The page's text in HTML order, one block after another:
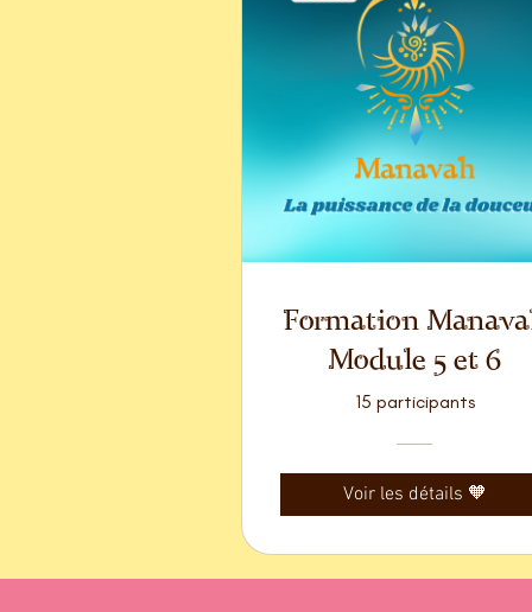
Formation
Module 5 et 6
15 participants
Voir les détails 🧡